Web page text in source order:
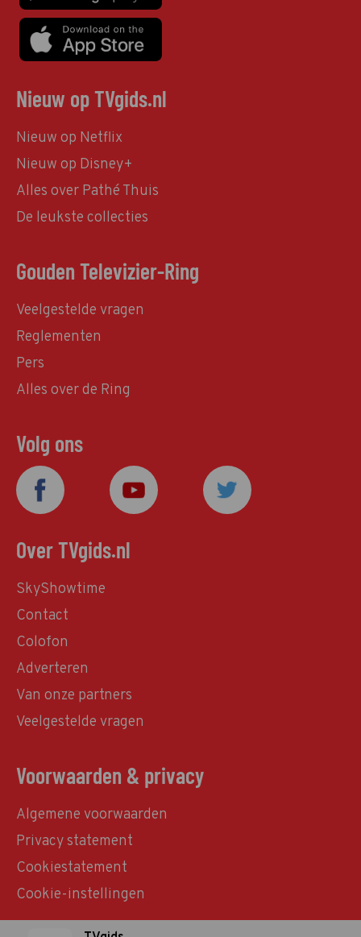
Nieuw op TVgids.nl
Nieuw op Netflix
Nieuw op Disney+
Alles over Pathé Thuis
De leukste collecties
Gouden Televizier-Ring
Veelgestelde vragen
Reglementen
Pers
Alles over de Ring
Volg ons
Over TVgids.nl
SkyShowtime
Contact
Colofon
Adverteren
Van onze partners
Veelgestelde vragen
Voorwaarden & privacy
Algemene voorwaarden
Privacy statement
Cookiestatement
Cookie-instellingen